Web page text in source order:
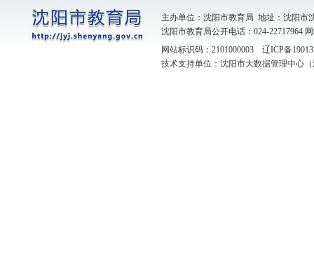
主办单位：沈阳市教育局 地址：沈阳
沈阳市教育局公开电话：024-22717964
网站标识码：2101000003 辽ICP备
技术支持单位：沈阳市大数据管理中心